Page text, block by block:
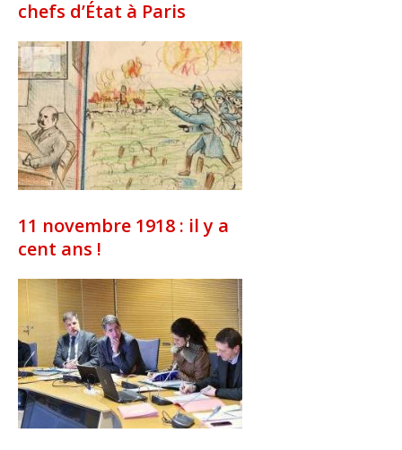
chefs d’État à Paris
11 novembre 1918 : il y a
cent ans !